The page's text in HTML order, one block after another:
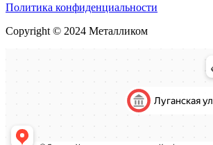
Политика конфиденциальности
Copyright © 2024 Металликом